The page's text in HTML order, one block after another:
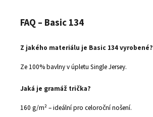
FAQ – Basic 134
Z jakého materiálu je Basic 134 vyrobené?
Ze 100% bavlny v úpletu Single Jersey.
Jaká je gramáž trička?
160 g/m² – ideální pro celoroční nošení.